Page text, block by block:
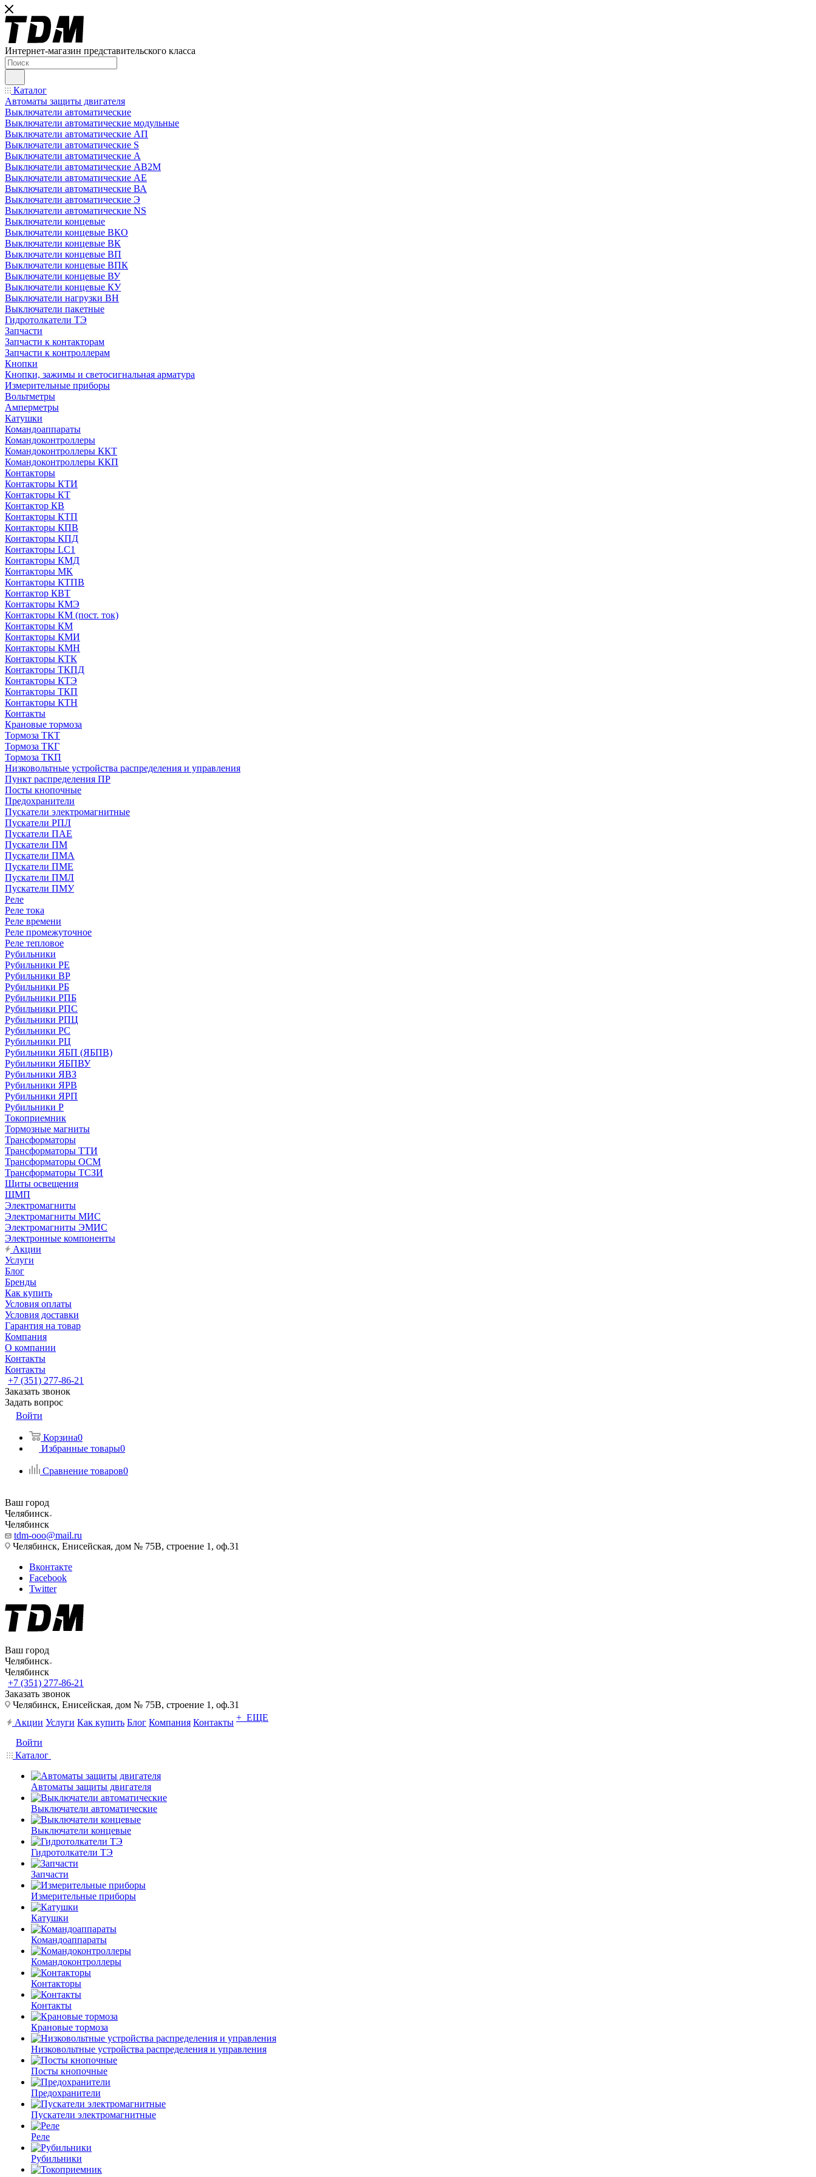
Интернет-магазин представительского класса
Каталог
Автоматы защиты двигателя
Выключатели автоматические
Выключатели автоматические модульные
Выключатели автоматические АП
Выключатели автоматические S
Выключатели автоматические А
Выключатели автоматические АВ2М
Выключатели автоматические АЕ
Выключатели автоматические ВА
Выключатели автоматические Э
Выключатели автоматические NS
Выключатели концевые
Выключатели концевые ВКО
Выключатели концевые ВК
Выключатели концевые ВП
Выключатели концевые ВПК
Выключатели концевые ВУ
Выключатели концевые КУ
Выключатели нагрузки ВН
Выключатели пакетные
Гидротолкатели ТЭ
Запчасти
Запчасти к контакторам
Запчасти к контроллерам
Кнопки
Кнопки, зажимы и светосигнальная арматура
Измерительные приборы
Вольтметры
Амперметры
Катушки
Командоаппараты
Командоконтроллеры
Командоконтроллеры ККТ
Командоконтроллеры ККП
Контакторы
Контакторы КТИ
Контакторы КТ
Контактор КВ
Контакторы КТП
Контакторы КПВ
Контакторы КПД
Контакторы LC1
Контакторы КМД
Контакторы МК
Контакторы КТПВ
Контактор КВТ
Контакторы КМЭ
Контакторы КМ (пост. ток)
Контакторы КМ
Контакторы КМИ
Контакторы КМН
Контакторы КТК
Контакторы ТКПД
Контакторы КТЭ
Контакторы ТКП
Контакторы КТН
Контакты
Крановые тормоза
Тормоза ТКТ
Тормоза ТКГ
Тормоза ТКП
Низковольтные устройства распределения и управления
Пункт распределения ПР
Посты кнопочные
Предохранители
Пускатели электромагнитные
Пускатели РПЛ
Пускатели ПАЕ
Пускатели ПМ
Пускатели ПМА
Пускатели ПМЕ
Пускатели ПМЛ
Пускатели ПМУ
Реле
Реле тока
Реле времени
Реле промежуточное
Реле тепловое
Рубильники
Рубильники РЕ
Рубильники ВР
Рубильники РБ
Рубильники РПБ
Рубильники РПС
Рубильники РПЦ
Рубильники РС
Рубильники РЦ
Рубильники ЯБП (ЯБПВ)
Рубильники ЯБПВУ
Рубильники ЯВЗ
Рубильники ЯРВ
Рубильники ЯРП
Рубильники Р
Токоприемник
Тормозные магниты
Трансформаторы
Трансформаторы ТТИ
Трансформаторы ОСМ
Трансформаторы ТСЗИ
Щиты освещения
ЩМП
Электромагниты
Электромагниты МИС
Электромагниты ЭМИС
Электронные компоненты
Акции
Услуги
Блог
Бренды
Как купить
Условия оплаты
Условия доставки
Гарантия на товар
Компания
О компании
Контакты
Контакты
+7 (351) 277-86-21
Заказать звонок
Задать вопрос
Войти
Корзина0
Избранные товары0
Сравнение товаров0
Ваш город
Челябинск
Челябинск
tdm-ooo@mail.ru
Челябинск, Енисейская, дом № 75В, строение 1, оф.31
Вконтакте
Facebook
Twitter
Ваш город
Челябинск
Челябинск
+7 (351) 277-86-21
Заказать звонок
Челябинск, Енисейская, дом № 75В, строение 1, оф.31
Акции Услуги Как купить Блог Компания Контакты + ЕЩЕ
Войти
Каталог
Автоматы защиты двигателя
Выключатели автоматические
Выключатели концевые
Гидротолкатели ТЭ
Запчасти
Измерительные приборы
Катушки
Командоаппараты
Командоконтроллеры
Контакторы
Контакты
Крановые тормоза
Низковольтные устройства распределения и управления
Посты кнопочные
Предохранители
Пускатели электромагнитные
Реле
Рубильники